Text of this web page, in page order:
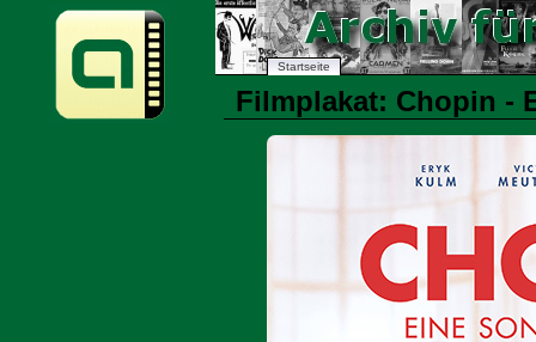
Startseite
Filmplakat: Chopin -